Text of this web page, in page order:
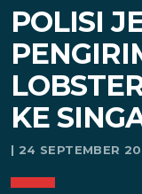
POLISI
KE
| 24 SEPTEMBER